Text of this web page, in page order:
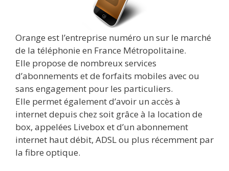
Orange est l’entreprise numéro un sur le marché
de la téléphonie en France Métropolitaine.
Elle propose de nombreux services
d’abonnements et de forfaits mobiles avec ou
sans engagement pour les particuliers.
Elle permet également d’avoir un accès à
internet depuis chez soit grâce à la location de
box, appelées Livebox et d’un abonnement
internet haut débit, ADSL ou plus récemment par
la fibre optique.